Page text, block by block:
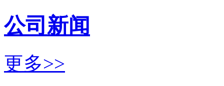
公司新闻
更多>>